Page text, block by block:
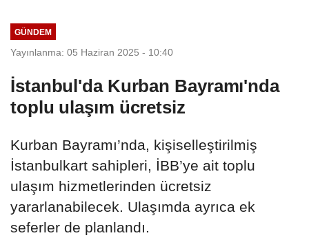
GÜNDEM
Yayınlanma: 05 Haziran 2025 - 10:40
İstanbul'da Kurban Bayramı'nda
toplu ulaşım ücretsiz
Kurban Bayramı’nda, kişiselleştirilmiş
İstanbulkart sahipleri, İBB’ye ait toplu
ulaşım hizmetlerinden ücretsiz
yararlanabilecek. Ulaşımda ayrıca ek
seferler de planlandı.